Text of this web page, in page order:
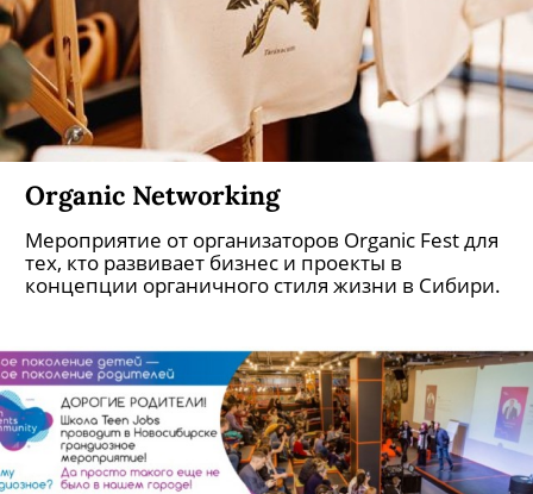
Organic Networking
Мероприятие от организаторов Organic Fest для
тех, кто развивает бизнес и проекты в
концепции органичного стиля жизни в Сибири.